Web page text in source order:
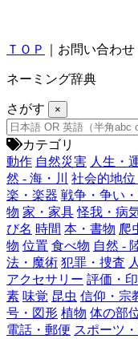
ＴＯＰ ｜お問い合わ
ネーミング辞典
さがす ×
カテゴリ
動作 自然災害 人生・
然 - 海・川
社会的地
楽・楽器 戦争・争い
物 家・家具 怪我・病
び名 時間 本・書物 爬
物 位置 食べ物 自然 -
法・魔術 犯罪・捜査
アクセサリー 評価・
素 味覚 昆虫 信仰・宗
号・図形 植物 体の部
電話・郵便 スポーツ